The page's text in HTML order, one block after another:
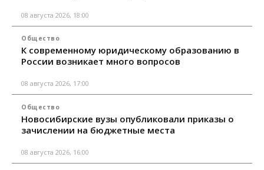
08 августа 2026, 18:00
Общество
К современному юридическому образованию в
России возникает много вопросов
08 августа 2026, 17:00
Общество
Новосибирские вузы опубликовали приказы о
зачислении на бюджетные места
08 августа 2026, 16:00